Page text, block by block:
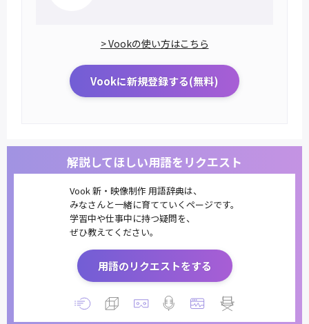
> Vookの使い方はこちら
Vookに新規登録する(無料)
解説してほしい用語をリクエスト
Vook 新・映像制作 用語辞典は、
みなさんと一緒に育てていくページです。
学習中や仕事中に持つ疑問を、
ぜひ教えてください。
用語のリクエストをする